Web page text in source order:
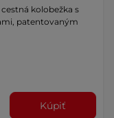
kolobežka s
patentovaným
Kúpiť